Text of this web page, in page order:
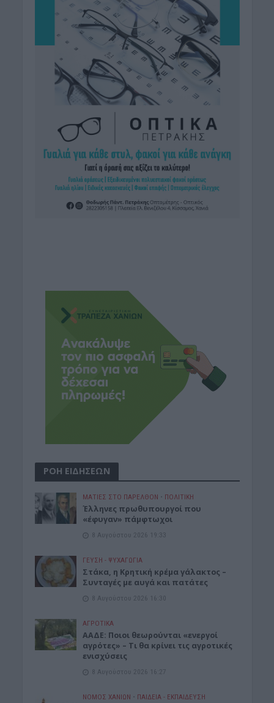
ΡΟΗ ΕΙΔΗΣΕΩΝ
ΜΑΤΙΕΣ ΣΤΟ ΠΑΡΕΛΘΟΝ • ΠΟΛΙΤΙΚΗ
Έλληνες πρωθυπουργοί που
«έφυγαν» πάμφτωχοι
8 Αυγούστου 2026 19:33
ΓΕΎΣΗ - ΨΥΧΑΓΩΓΊΑ
Στάκα, η Κρητική κρέμα γάλακτος –
Συνταγές με αυγά και πατάτες
8 Αυγούστου 2026 16:30
ΑΓΡΟΤΙΚΑ
ΑΑΔΕ: Ποιοι θεωρούνται «ενεργοί
αγρότες» – Τι θα κρίνει τις αγροτικές
ενισχύσεις
8 Αυγούστου 2026 16:27
ΝΟΜΌΣ ΧΑΝΊΩΝ • ΠΑΙΔΕΙΑ - ΕΚΠΑΙΔΕΥΣΗ